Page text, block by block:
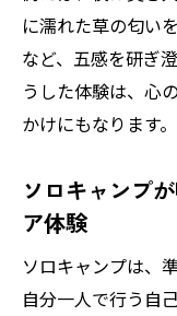
に濡れた草の匂い
など、五感を研ぎ
うした体験は、心
かけにもなります。
ソロキャンプ
ア体験
ソロキャンプは、
自分一人で行う自